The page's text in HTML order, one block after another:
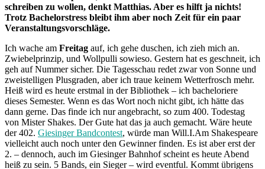
schreiben zu wollen, denkt Matthias. Aber es hilft ja nichts!
Trotz Bachelorstress bleibt ihm aber noch Zeit für ein paar
Veranstaltungsvorschläge.
Ich wache am Freitag auf, ich gehe duschen, ich zieh mich an.
Zwiebelprinzip, und Wollpulli sowieso. Gestern hat es geschneit, ich
geh auf Nummer sicher. Die Tagesschau redet zwar von Sonne und
zweistelligen Plusgraden, aber ich traue keinem Wetterfrosch mehr.
Heiß wird es heute erstmal in der Bibliothek – ich bacheloriere
dieses Semester. Wenn es das Wort noch nicht gibt, ich hätte das
dann gerne. Das finde ich nur angebracht, so zum 400. Todestag
von Mister Shakes. Der Gute hat das ja auch gemacht. Wäre heute
der 402. Giesinger Bandcontest, würde man Will.I.Am Shakespeare
vielleicht auch noch unter den Gewinner finden. Es ist aber erst der
2. – dennoch, auch im Giesinger Bahnhof scheint es heute Abend
heiß zu sein. 5 Bands, ein Sieger – wird eventful. Kommt übrigens